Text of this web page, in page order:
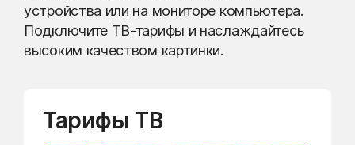
устройства или на мониторе компьютера.
Подключите ТВ-тарифы и наслаждайтесь
высоким качеством картинки.
Тарифы ТВ